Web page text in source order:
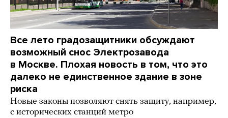
Все лето градозащитники обсуждают
возможный снос Электрозавода
в Москве. Плохая новость в том, что это
далеко не единственное здание в зоне
риска
Новые законы позволяют снять защиту, например,
с исторических станций метро